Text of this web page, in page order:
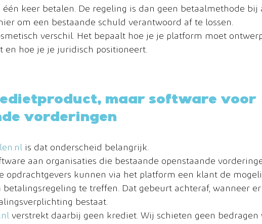
keer betalen. De regeling is dan geen betaalmethode bij
om een bestaande schuld verantwoord af te lossen.
verschil. Het bepaalt hoe je je platform moet
en hoe je je juridisch positioneert.
maar software voor
vorderingen
is dat onderscheid belangrijk.
aan organisaties die bestaande openstaande
opdrachtgevers kunnen via het platform een klant de
betalingsregeling te treffen. Dat gebeurt achteraf, wanneer er
bestaat.
verstrekt daarbij geen krediet. Wij schieten geen bedragen